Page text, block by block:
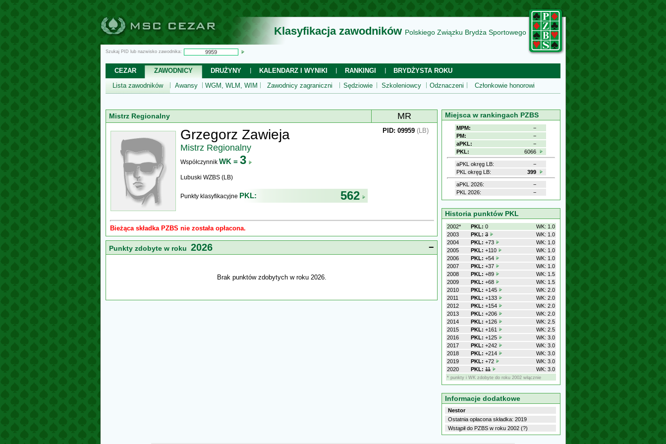
Klasyfikacja zawodników Polskiego Związku Brydża Sportowego
Szukaj PID lub nazwisko zawodnika:
CEZAR ZAWODNICY DRUŻYNY KALENDARZ I WYNIKI RANKINGI
BRYDŻYSTA ROKU
Lista zawodników
Awansy WGM, WLM, WIM Zawodnicy zagraniczni Sędziowie Szkoleniowcy Odznaczeni Członkowie honorowi
Mistrz Regionalny MR
Grzegorz Zawieja
Mistrz Regionalny
Współczynnik WK = 3
Lubuski WZBS (LB)
Punkty klasyfikacyjne PKL: 562
PID: 09959 (LB)
Bieżąca składka PZBS nie została opłacona.
Punkty zdobyte w roku 2026 −
Brak punktów zdobytych w roku 2026.
Miejsca w rankingach PZBS
MPM:
−
PM:
−
aPKL:
−
PKL:
6066
aPKL okręg LB:
−
PKL okręg LB:
399
aPKL 2026:
−
PKL 2026:
−
Historia punktów PKL
2002* PKL: 0
WK: 1.0
2003
PKL: 3
WK: 1.0
2004
PKL: +73
WK: 1.0
2005
PKL: +110
WK: 1.0
2006
PKL: +54
WK: 1.0
2007
PKL: +37
WK: 1.0
2008
PKL: +89
WK: 1.5
2009
PKL: +68
WK: 1.5
2010
PKL: +145
WK: 2.0
2011
PKL: +133
WK: 2.0
2012
PKL: +154
WK: 2.0
2013
PKL: +206
WK: 2.0
2014
PKL: +126
WK: 2.5
2015
PKL: +161
WK: 2.5
2016
PKL: +125
WK: 3.0
2017
PKL: +242
WK: 3.0
2018
PKL: +214
WK: 3.0
2019
PKL: +72
WK: 3.0
2020
PKL: 11 WK: 3.0
* punkty i WK zdobyte do roku 2002 włącznie
Informacje dodatkowe
Nestor
Ostatnia opłacona składka: 2019
Wstąpił do PZBS w roku 2002 (?)